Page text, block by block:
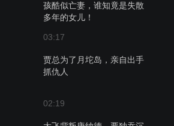
孩酷似亡妻，谁知竟是失散
多年的女儿！
03:17
贾总为了月坨岛，亲自出手
抓仇人
02:19